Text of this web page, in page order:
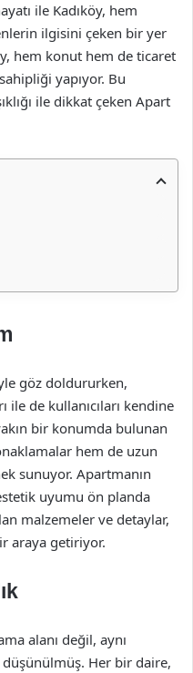
ile Kadıköy, hem
ilgisini çeken bir yer
hem konut hem de ticaret
yapıyor. Bu
ile dikkat çeken Apart
göz doldururken,
de kullanıcıları kendine
bir konumda bulunan
hem de uzun
sunuyor. Apartmanın
uyumu ön planda
malzemeler ve detaylar,
araya getiriyor.
alanı değil, aynı
Her bir daire,